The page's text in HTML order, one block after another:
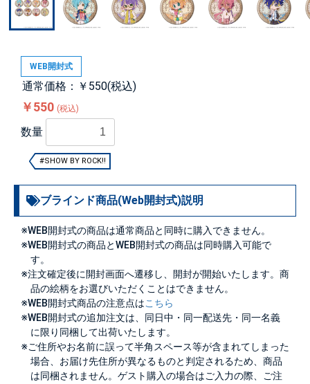
WEB開封式
通常価格：￥550(税込)
￥550 (税込)
数量
#SHOW BY ROCK!!
ブラインド商品(Web開封式)説明
※WEB開封式の商品は通常商品と同時に購入できません。
※WEB開封式の商品とWEB開封式の商品は同時購入可能で
す。
※注文確定後に開封画面へ遷移し、開封が開始いたします。商
品の絵柄をお選びいただくことはできません。
※WEB開封式商品の注意点はこちら
※WEB開封式の追加注文は、同日中・同一配送先・同一名義
に限り同梱して出荷いたします。
※ご住所やお名前に誤って半角スペース等が含まれてしまった
場合、お届け先住所が異なるものと判定されるため、商品
は同梱されません。ゲスト購入の場合はご入力の際、ご注